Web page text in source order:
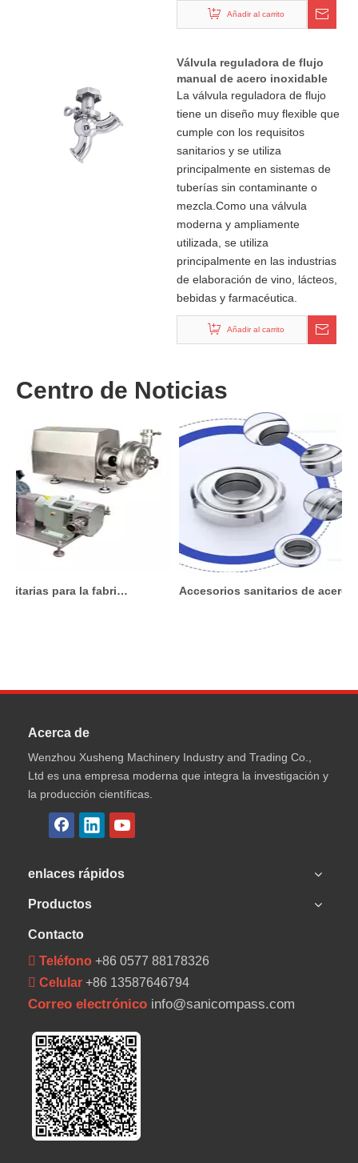
Añadir al carrito
Válvula reguladora de flujo
manual de acero inoxidable
con extremos de abrazadera
La válvula reguladora de flujo
tiene un diseño muy flexible que
cumple con los requisitos
sanitarios y se utiliza
principalmente en sistemas de
tuberías sin contaminante o
mezcla.Como una válvula
moderna y ampliamente
utilizada, se utiliza
principalmente en las industrias
de elaboración de vino, lácteos,
bebidas y farmacéutica.
Añadir al carrito
Centro de Noticias
Bombas sanitarias para la fabricación de cosméticos: lo que debe saber antes de comprar Accesorios sanitarios de acero inoxidable para sistemas de procesamiento de alimentos
Acerca de
Wenzhou Xusheng Machinery Industry and Trading Co.,
Ltd es una empresa moderna que integra la investigación y
la producción científicas.
enlaces rápidos
Productos
Contacto
 Teléfono +86 0577 88178326
 Celular +86 13587646794
Correo electrónico info@sanicompass.com